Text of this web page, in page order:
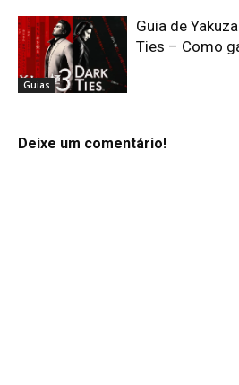
Guias
Guia de
Ties – Como
Deixe um comentário!